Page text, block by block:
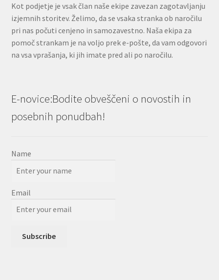
Kot podjetje je vsak član naše ekipe zavezan zagotavljanju
izjemnih storitev. Želimo, da se vsaka stranka ob naročilu
pri nas počuti cenjeno in samozavestno. Naša ekipa za
pomoč strankam je na voljo prek e-pošte, da vam odgovori
na vsa vprašanja, ki jih imate pred ali po naročilu.
E-novice:Bodite obveščeni o novostih in
posebnih ponudbah!
Name
Email